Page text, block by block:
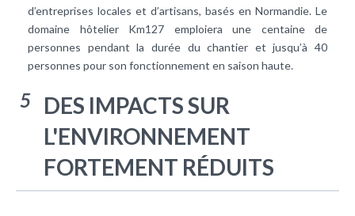
d’entreprises locales et d’artisans, basés en Normandie. Le
domaine hôtelier Km127 emploiera une centaine de
personnes pendant la durée du chantier et jusqu’à 40
personnes pour son fonctionnement en saison haute.
5
DES IMPACTS SUR
L'ENVIRONNEMENT
FORTEMENT RÉDUITS